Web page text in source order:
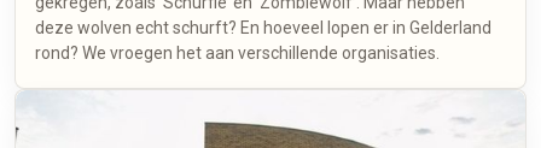
deze wolven echt schurft? En hoeveel lopen er in Gelderland
rond? We vroegen het aan verschillende organisaties.